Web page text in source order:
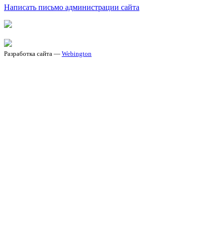
Написать письмо администрации сайта
Разработка сайта — Webington